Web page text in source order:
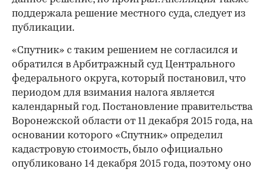
поддержала решение местного суда, следует из
публикации.
«Спутник» с таким решением не согласился и
обратился в Арбитражный суд Центрального
федерального округа, который постановил, что
периодом для взимания налога является
календарный год. Постановление правительства
Воронежской области от 11 декабря 2015 года, на
основании которого «Спутник» определил
кадастровую стоимость, было официально
опубликовано 14 декабря 2015 года, поэтому оно